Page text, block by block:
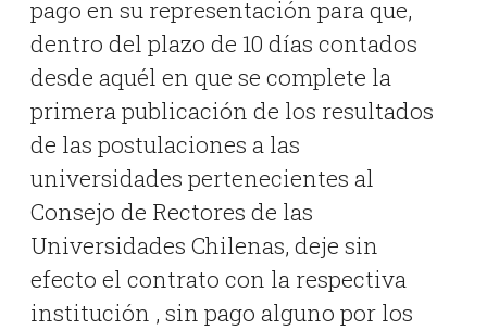
pago en su representación para que,
dentro del plazo de 10 días contados
desde aquél en que se complete la
primera publicación de los resultados
de las postulaciones a las
universidades pertenecientes al
Consejo de Rectores de las
Universidades Chilenas, deje sin
efecto el contrato con la respectiva
institución , sin pago alguno por los